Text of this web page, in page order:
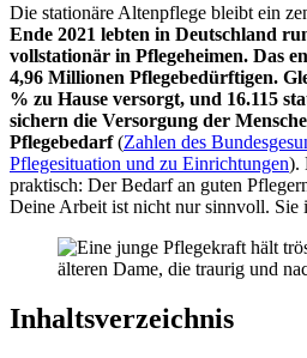
Die stationäre Altenpflege bleibt ein
Ende 2021 lebten in Deutschland
vollstationär in Pflegeheimen. Das
4,96 Millionen Pflegebedürftigen.
% zu Hause versorgt, und 16.115
sichern die Versorgung der
Pflegebedarf(Zahlen des
Pflegesituation und zu Einrichtungen).
praktisch: Der Bedarf an guten
Deine Arbeit ist nicht nur sinnvoll. Sie
Inhaltsverzeichnis